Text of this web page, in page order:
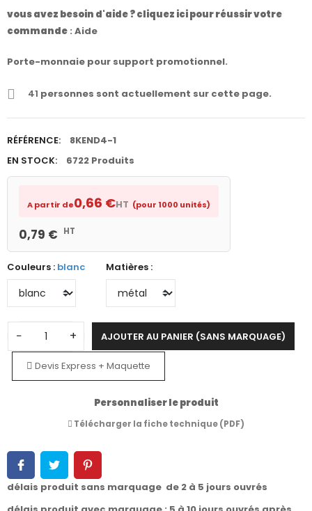
vous avez besoin d'aide ? cliquez ici pour réussir votre
commande : Aide
Porte-monnaie pour support promotionnel.
41 personnes sont actuellement sur cette page.
RÉFÉRENCE:
8KEND4-1
EN STOCK:
6722 Produits
A partir de0,66 €HT (pour 1000 unités)
0,79 € HT
Couleurs : blanc Matières :
− + AJOUTER AU PANIER (SANS MARQUAGE)
Devis Express + Maquette
Personnaliser le produit
Télécharger la fiche technique (PDF)
délais produit sans marquage de 2 à 5 jours ouvrés